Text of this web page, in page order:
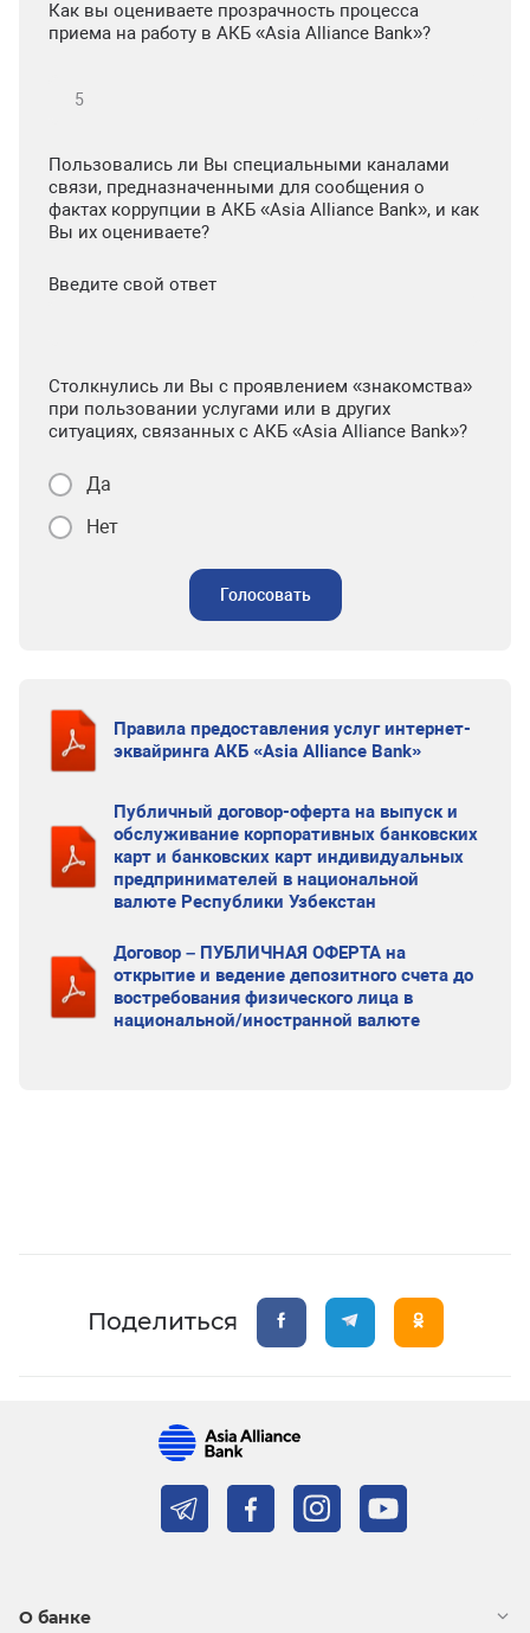
Как вы оцениваете прозрачность процесса
приема на работу в АКБ «Asia Alliance Bank»?
Пользовались ли Вы специальными каналами
связи, предназначенными для сообщения о
фактах коррупции в АКБ «Asia Alliance Bank», и как
Вы их оцениваете?
Введите свой ответ
Столкнулись ли Вы с проявлением «знакомства»
при пользовании услугами или в других
ситуациях, связанных с АКБ «Asia Alliance Bank»?
Да
Нет
Голосовать
Правила предоставления услуг интернет-
эквайринга АКБ «Asia Alliance Bank»
Публичный договор-оферта на выпуск и
обслуживание корпоративных банковских
карт и банковских карт индивидуальных
предпринимателей в национальной
валюте Республики Узбекстан
Договор – ПУБЛИЧНАЯ ОФЕРТА на
открытие и ведение депозитного счета до
востребования физического лица в
национальной/иностранной валюте
Поделиться
О банке